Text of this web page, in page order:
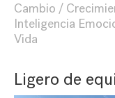
Cambio
Inteligencia
Vida
Ligero de